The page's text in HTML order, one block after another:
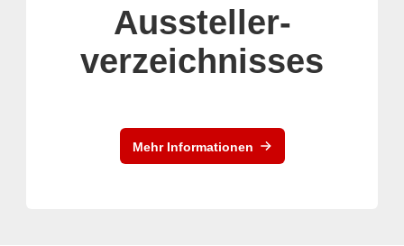
Aussteller-
verzeichnisses
Mehr Informationen